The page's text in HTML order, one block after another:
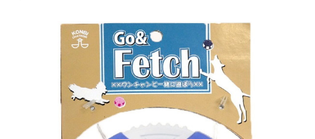
日用品（デイリー）
トリマーグッズ シニアサポート
お問い合わせ